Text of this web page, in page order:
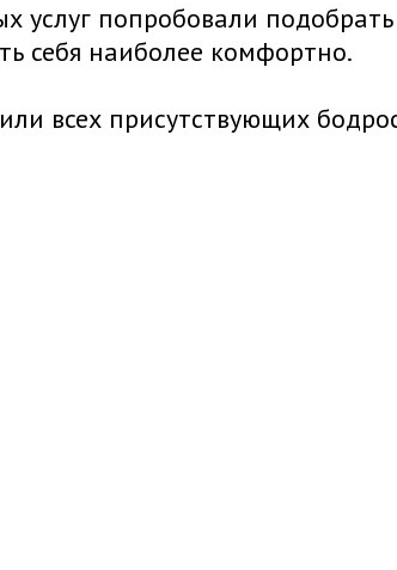
попробовали подобрать
себя наиболее комфортно.
всех присутствующих